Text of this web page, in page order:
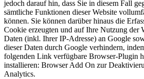
jedoch darauf hin, dass Sie in diesem Fall
sämtliche Funktionen dieser Website
können. Sie können darüber hinaus die
Cookie erzeugten und auf Ihre Nutzung der
Daten (inkl. Ihrer IP-Adresse) an Google
dieser Daten durch Google verhindern,
folgenden Link verfügbare Browser-Plugin
installieren: Browser Add On zur
Analytics.